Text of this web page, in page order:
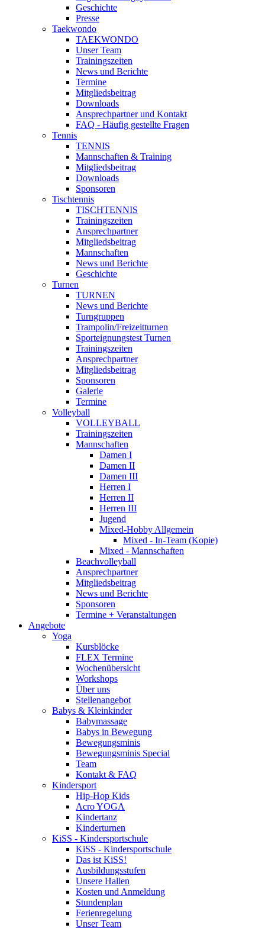
Geschichte
Presse
Taekwondo
TAEKWONDO
Unser Team
Trainingszeiten
News und Berichte
Termine
Mitgliedsbeitrag
Downloads
Ansprechpartner und Kontakt
FAQ - Häufig gestellte Fragen
Tennis
TENNIS
Mannschaften & Training
Mitgliedsbeitrag
Downloads
Sponsoren
Tischtennis
TISCHTENNIS
Trainingszeiten
Ansprechpartner
Mitgliedsbeitrag
Mannschaften
News und Berichte
Geschichte
Turnen
TURNEN
News und Berichte
Turngruppen
Trampolin/Freizeitturnen
Sporteignungstest Turnen
Trainingszeiten
Ansprechpartner
Mitgliedsbeitrag
Sponsoren
Galerie
Termine
Volleyball
VOLLEYBALL
Trainingszeiten
Mannschaften
Damen I
Damen II
Damen III
Herren I
Herren II
Herren III
Jugend
Mixed-Hobby Allgemein
Mixed - In-Team (Kopie)
Mixed - Mannschaften
Beachvolleyball
Ansprechpartner
Mitgliedsbeitrag
News und Berichte
Sponsoren
Termine + Veranstaltungen
Angebote
Yoga
Kursblöcke
FLEX Termine
Wochenübersicht
Workshops
Über uns
Stellenangebot
Babys & Kleinkinder
Babymassage
Babys in Bewegung
Bewegungsminis
Bewegungsminis Special
Team
Kontakt & FAQ
Kindersport
Hip-Hop Kids
Acro YOGA
Kindertanz
Kinderturnen
KiSS - Kindersportschule
KiSS - Kindersportschule
Das ist KiSS!
Ausbildungsstufen
Unsere Hallen
Kosten und Anmeldung
Stundenplan
Ferienregelung
Unser Team